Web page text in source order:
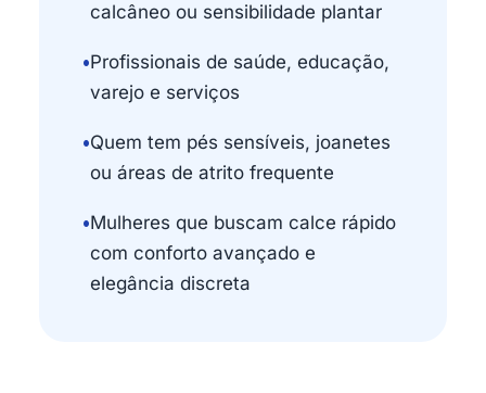
calcâneo ou sensibilidade plantar
•Profissionais de saúde, educação,
varejo e serviços
•Quem tem pés sensíveis, joanetes
ou áreas de atrito frequente
•Mulheres que buscam calce rápido
com conforto avançado e
elegância discreta